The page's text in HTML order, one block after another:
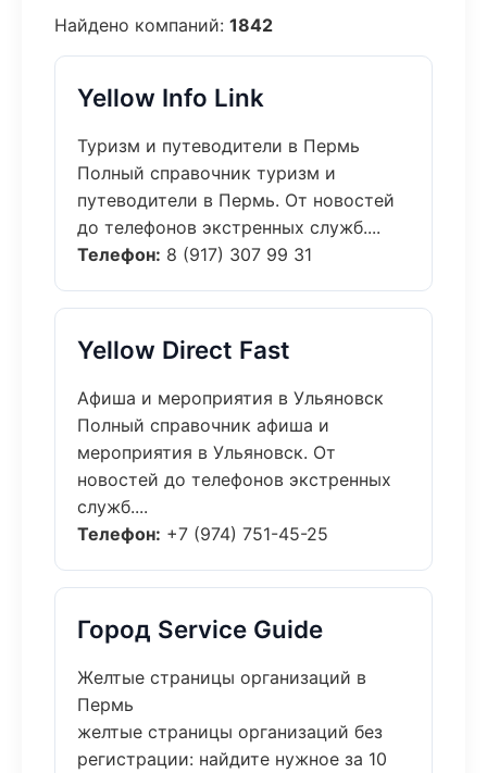
Найдено компаний: 1842
Yellow Info Link
Туризм и путеводители в Пермь
Полный справочник туризм и
путеводители в Пермь. От новостей
до телефонов экстренных служб....
Телефон: 8 (917) 307 99 31
Yellow Direct Fast
Афиша и мероприятия в Ульяновск
Полный справочник афиша и
мероприятия в Ульяновск. От
новостей до телефонов экстренных
служб....
Телефон: +7 (974) 751-45-25
Город Service Guide
Желтые страницы организаций в
Пермь
желтые страницы организаций без
регистрации: найдите нужное за 10